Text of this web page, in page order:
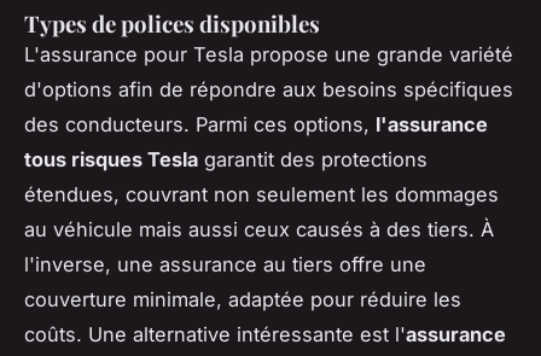
Types de polices disponibles
L'assurance pour Tesla propose une grande variété
d'options afin de répondre aux besoins spécifiques
des conducteurs. Parmi ces options, l'assurance
tous risques Tesla garantit des protections
étendues, couvrant non seulement les dommages
au véhicule mais aussi ceux causés à des tiers. À
l'inverse, une assurance au tiers offre une
couverture minimale, adaptée pour réduire les
coûts. Une alternative intéressante est l'assurance